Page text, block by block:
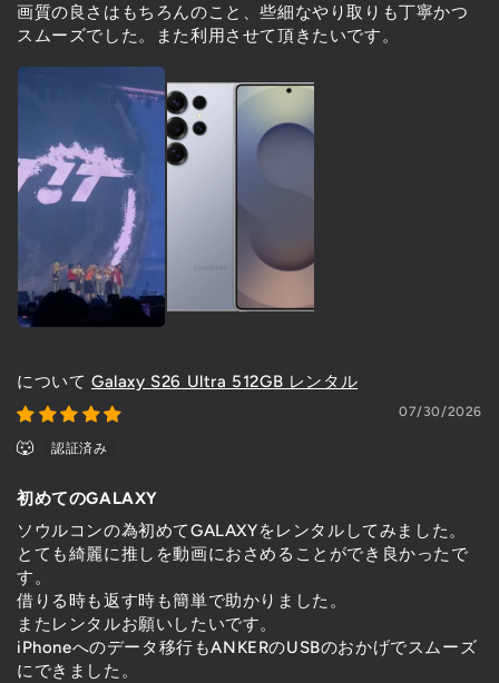
画質の良さはもちろんのこと、些細なやり取りも丁寧かつ
スムーズでした。また利用させて頂きたいです。
Galaxy S26 Ultra 512GB レンタル
07/30/2026
🐺
初めてのGALAXY
ソウルコンの為初めてGALAXYをレンタルしてみました。
とても綺麗に推しを動画におさめることができ良かったで
す。
借りる時も返す時も簡単で助かりました。
またレンタルお願いしたいです。
iPhoneへのデータ移行もANKERのUSBのおかげでスムーズ
にできました。